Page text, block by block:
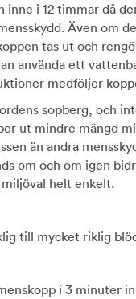
inne i 12 timmar då
Även om
tas ut och
använda ett
medföljer
sopberg, och
ut mindre mängd
än andra
om och om igen
helt enkelt.
till mycket riklig
i 3 minuter